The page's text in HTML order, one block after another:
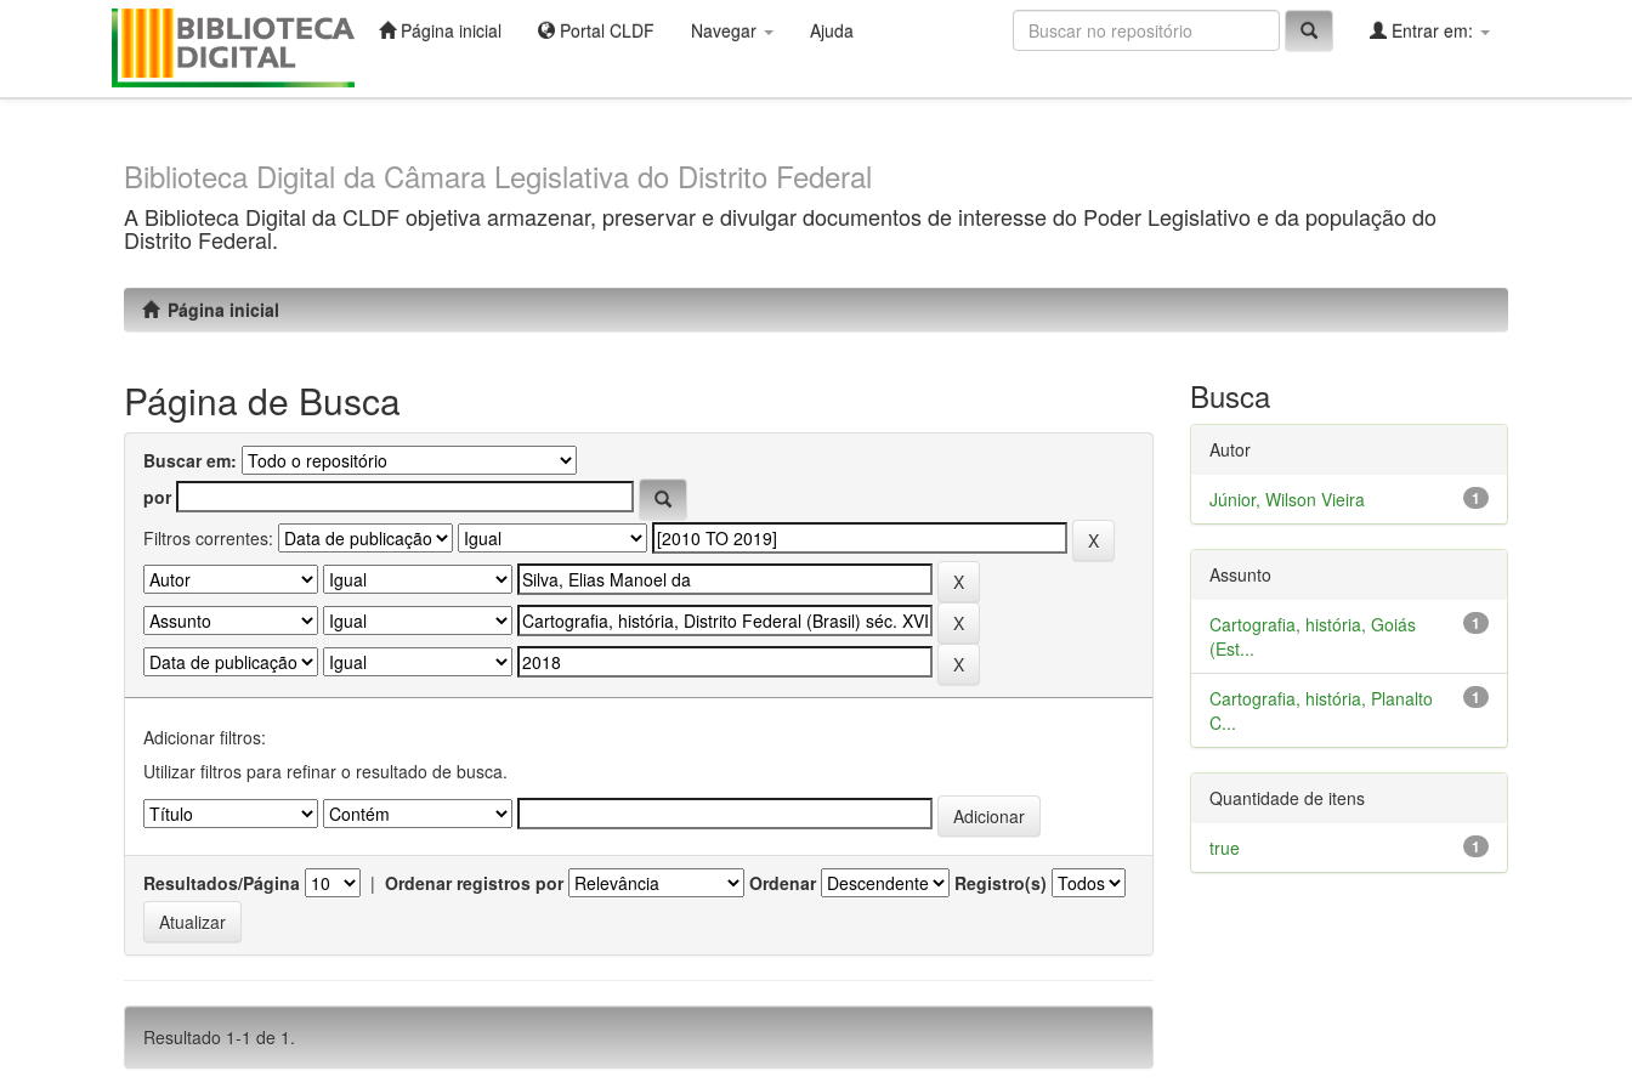
Página inicial Portal CLDF Navegar Ajuda Entrar em:
Biblioteca Digital da Câmara Legislativa do Distrito Federal
A Biblioteca Digital da CLDF objetiva armazenar, preservar e divulgar documentos de interesse do Poder Legislativo e da população do
Distrito Federal.
Página inicial
Página de Busca
Buscar em:
por
Filtros correntes:
Adicionar filtros:
Utilizar filtros para refinar o resultado de busca.
Resultados/Página | Ordenar registros por Ordenar Registro(s)
Resultado 1-1 de 1.
Busca
Autor
1
Júnior, Wilson Vieira
Assunto
1
Cartografia, história, Goiás
(Est...
1
Cartografia, história, Planalto
C...
Quantidade de itens
1
true